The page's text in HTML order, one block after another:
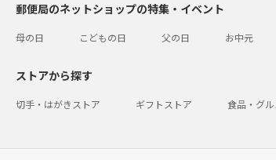
郵便局のネットショップの特集・イベント
母の日 こどもの日 父の日 お中元
ストアから探す
切手・はがきストア ギフトストア 食品・グ